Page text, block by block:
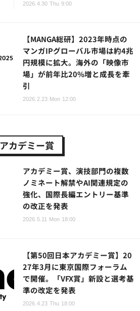
2026.4.30 Thu 9:00
【MANGA総研】2023年時点の
マンガIPグローバル市場は約4兆
円規模に拡大。海外の「映像市
場」が前年比20%増と成長を牽
引
2026.2.23 Mon 12:00
アカデミー賞
アカデミー賞、演技部門の複数
ノミネート解禁やAI関連規定の
強化、国際長編エントリー基準
の改正を発表
2026.5.11 Mon 18:00
【第50回日本アカデミー賞】20
27年3月に東京国際フォーラム
で開催。「VFX賞」新設と選考基
準の改定を発表
2026.4.23 Thu 18:00